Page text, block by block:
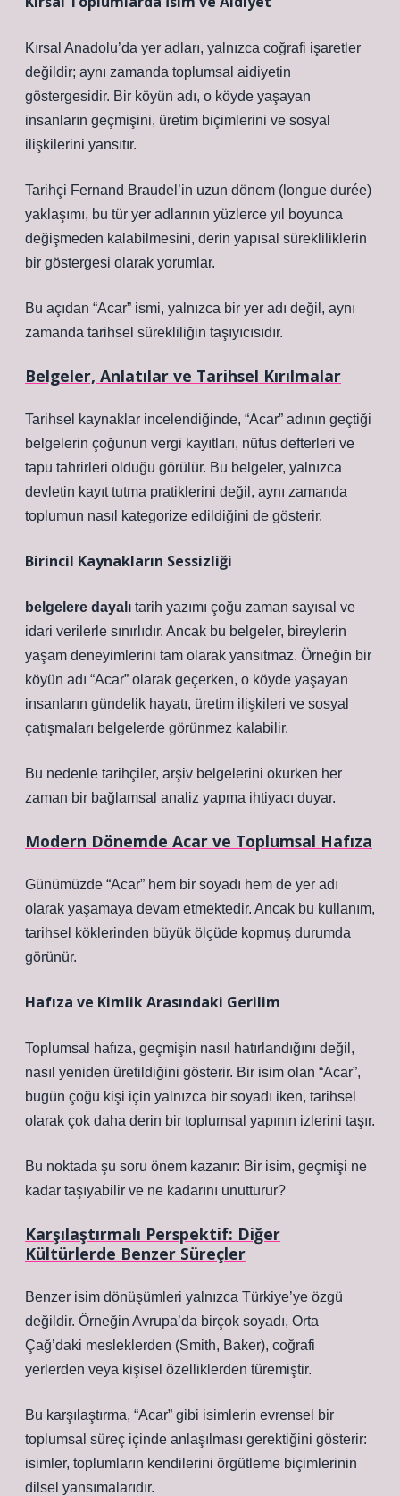
Kırsal Anadolu’da yer adları, yalnızca coğrafi işaretler
değildir; aynı zamanda toplumsal aidiyetin
göstergesidir. Bir köyün adı, o köyde yaşayan
insanların geçmişini, üretim biçimlerini ve sosyal
ilişkilerini yansıtır.
Tarihçi Fernand Braudel’in uzun dönem (longue durée)
yaklaşımı, bu tür yer adlarının yüzlerce yıl boyunca
değişmeden kalabilmesini, derin yapısal sürekliliklerin
bir göstergesi olarak yorumlar.
Bu açıdan “Acar” ismi, yalnızca bir yer adı değil, aynı
zamanda tarihsel sürekliliğin taşıyıcısıdır.
Belgeler, Anlatılar ve Tarihsel Kırılmalar
Tarihsel kaynaklar incelendiğinde, “Acar” adının geçtiği
belgelerin çoğunun vergi kayıtları, nüfus defterleri ve
tapu tahrirleri olduğu görülür. Bu belgeler, yalnızca
devletin kayıt tutma pratiklerini değil, aynı zamanda
toplumun nasıl kategorize edildiğini de gösterir.
Birincil Kaynakların Sessizliği
belgelere dayalı tarih yazımı çoğu zaman sayısal ve
idari verilerle sınırlıdır. Ancak bu belgeler, bireylerin
yaşam deneyimlerini tam olarak yansıtmaz. Örneğin bir
köyün adı “Acar” olarak geçerken, o köyde yaşayan
insanların gündelik hayatı, üretim ilişkileri ve sosyal
çatışmaları belgelerde görünmez kalabilir.
Bu nedenle tarihçiler, arşiv belgelerini okurken her
zaman bir bağlamsal analiz yapma ihtiyacı duyar.
Modern Dönemde Acar ve Toplumsal Hafıza
Günümüzde “Acar” hem bir soyadı hem de yer adı
olarak yaşamaya devam etmektedir. Ancak bu kullanım,
tarihsel köklerinden büyük ölçüde kopmuş durumda
görünür.
Hafıza ve Kimlik Arasındaki Gerilim
Toplumsal hafıza, geçmişin nasıl hatırlandığını değil,
nasıl yeniden üretildiğini gösterir. Bir isim olan “Acar”,
bugün çoğu kişi için yalnızca bir soyadı iken, tarihsel
olarak çok daha derin bir toplumsal yapının izlerini taşır.
Bu noktada şu soru önem kazanır: Bir isim, geçmişi ne
kadar taşıyabilir ve ne kadarını unutturur?
Karşılaştırmalı Perspektif: Diğer
Kültürlerde Benzer Süreçler
Benzer isim dönüşümleri yalnızca Türkiye’ye özgü
değildir. Örneğin Avrupa’da birçok soyadı, Orta
Çağ’daki mesleklerden (Smith, Baker), coğrafi
yerlerden veya kişisel özelliklerden türemiştir.
Bu karşılaştırma, “Acar” gibi isimlerin evrensel bir
toplumsal süreç içinde anlaşılması gerektiğini gösterir:
isimler, toplumların kendilerini örgütleme biçimlerinin
dilsel yansımalarıdır.